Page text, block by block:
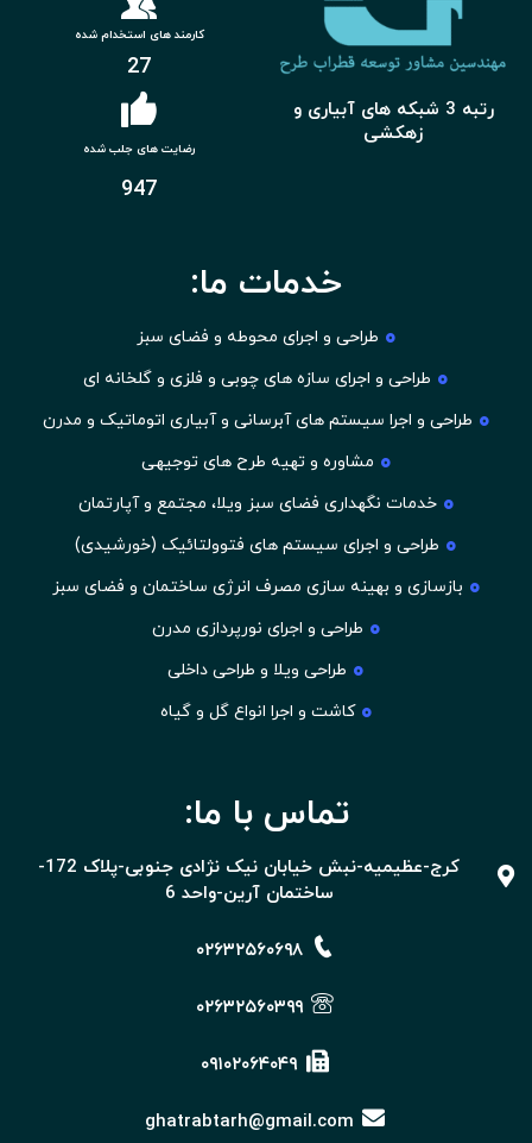
رتبه 3 شبکه های آبیاری و
زهکشی
کارمند های استخدام شده
27
رضایت های جلب شده
947
خدمات ما:
طراحی و اجرای محوطه و فضای سبز
طراحی و اجرای سازه های چوبی و فلزی و گلخانه ای
طراحی و اجرا سیستم های آبرسانی و آبیاری اتوماتیک و مدرن
مشاوره و تهیه طرح های توجیهی
خدمات نگهداری فضای سبز ویلا، مجتمع و آپارتمان
طراحی و اجرای سیستم های فتوولتائیک (خورشیدی)
بازسازی و بهینه سازی مصرف انرژی ساختمان و فضای سبز
طراحی و اجرای نورپردازی مدرن
طراحی ویلا و طراحی داخلی
کاشت و اجرا انواع گل و گیاه
تماس با ما:
کرج-عظیمیه-نبش خیابان نیک نژادی جنوبی-پلاک 172-
ساختمان آرین-واحد 6
۰۲۶۳۲۵۶۰۶۹۸
۰۲۶۳۲۵۶۰۳۹۹
۰۹۱۰۲۰۶۴۰۴۹
ghatrabtarh@gmail.com